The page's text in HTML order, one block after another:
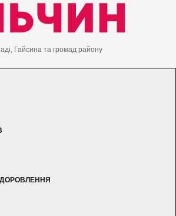
Гайсина та громад району